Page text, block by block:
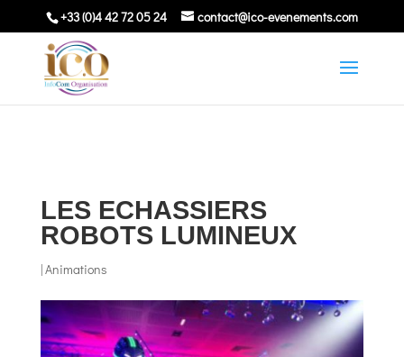
+33 (0)4 42 72 05 24 contact@ico-evenements.com
LES ECHASSIERS
ROBOTS LUMINEUX
|Animations